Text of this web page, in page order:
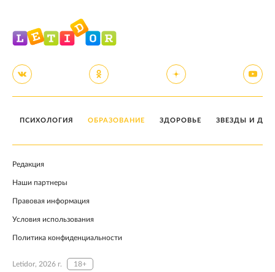
ПСИХОЛОГИЯ ОБРАЗОВАНИЕ ЗДОРОВЬЕ ЗВЕЗДЫ И
Редакция
Наши партнеры
Правовая информация
Условия использования
Политика конфиденциальности
Letidor, 2026 г. 18+